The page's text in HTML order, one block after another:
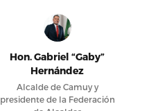
Hon. Gabriel “Gaby”
Hernández
Alcalde de Camuy y
presidente de la Federación